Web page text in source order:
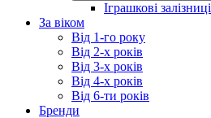
Іграшкові залізниці
За віком
Від 1-го року
Від 2-х років
Від 3-х років
Від 4-х років
Від 6-ти років
Бренди